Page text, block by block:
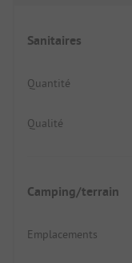
Sanitaires
Quantité
Qualité
Camping/terrain
Emplacements